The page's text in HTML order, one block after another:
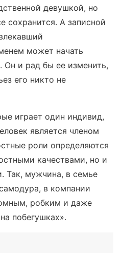
девушкой, но
сохранится. А записной
может начать
Он и рад бы ее изменить,
его никто не
играет один индивид,
является членом
роли определяются
качествами, но и
Так, мужчина, в семье
в компании
робким и даже
побегушках».